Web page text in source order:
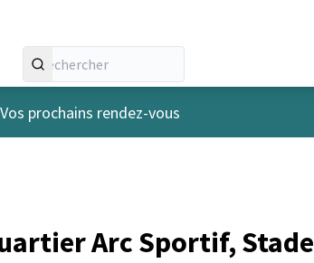
utilisateur
Vos prochains rendez-vous
Arc Sportif, Stade